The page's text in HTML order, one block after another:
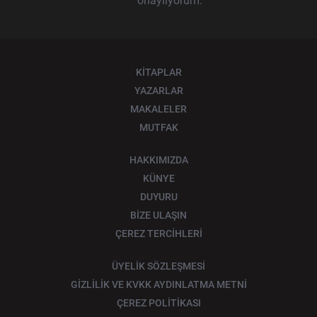
KİTAPLAR
YAZARLAR
MAKALELER
MUTFAK
HAKKIMIZDA
KÜNYE
DUYURU
BİZE ULAŞIN
ÇEREZ TERCİHLERİ
ÜYELİK SÖZLEŞMESİ
GİZLİLİK VE KVKK AYDINLATMA METNİ
ÇEREZ POLİTİKASI